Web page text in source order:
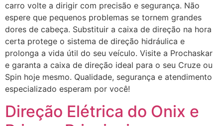
carro volte a dirigir com precisão e segurança. Não
espere que pequenos problemas se tornem grandes
dores de cabeça. Substituir a caixa de direção na hora
certa protege o sistema de direção hidráulica e
prolonga a vida útil do seu veículo. Visite a Prochaskar
e garanta a caixa de direção ideal para o seu Cruze ou
Spin hoje mesmo. Qualidade, segurança e atendimento
especializado esperam por você!
Direção Elétrica do Onix e